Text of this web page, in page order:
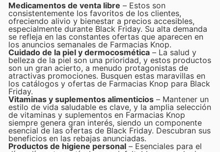
Medicamentos de venta libre – Estos son
consistentemente los favoritos de los clientes,
ofreciendo alivio y bienestar a precios accesibles,
especialmente durante Black Friday. Su alta demanda
se refleja en las constantes ofertas que aparecen en
los anuncios semanales de Farmacias Knop.
Cuidado de la piel y dermocosmética – La salud y
belleza de la piel son una prioridad, y estos productos
son un gran acierto, a menudo protagonistas de
atractivas promociones. Busquen estas maravillas en
los catálogos y ofertas de Farmacias Knop para Black
Friday.
Vitaminas y suplementos alimenticios – Mantener un
estilo de vida saludable es clave, y la amplia selección
de vitaminas y suplementos en Farmacias Knop
siempre genera gran interés, siendo un componente
esencial de las ofertas de Black Friday. Descubran sus
beneficios en las rebajas anunciadas.
Productos de higiene personal – Esenciales para el